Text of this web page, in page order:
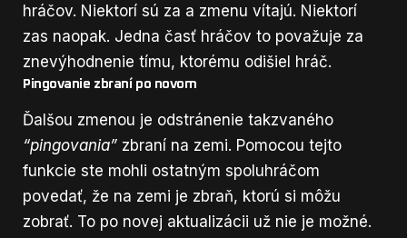
hráčov. Niektorí sú za a zmenu vítajú. Niektorí
zas naopak. Jedna časť hráčov to považuje za
znevýhodnenie tímu, ktorému odišiel hráč.
Pingovanie zbraní po novom
Ďalšou zmenou je odstránenie takzvaného
“pingovania” zbraní na zemi. Pomocou tejto
funkcie ste mohli ostatným spoluhráčom
povedať, že na zemi je zbraň, ktorú si môžu
zobrať. To po novej aktualizácii už nie je možné.